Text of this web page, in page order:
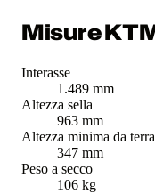
Misure
Interasse
1.489 mm
Altezza sella
963 mm
Altezza minima da terra
347 mm
Peso a secco
106 kg